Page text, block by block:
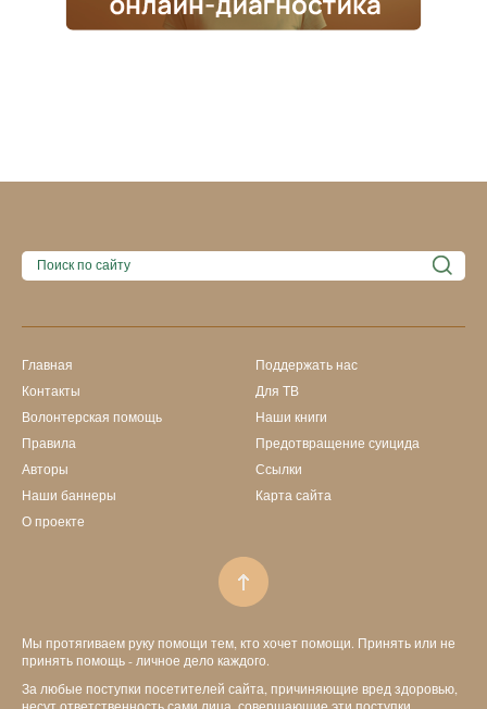
Главная
Контакты
Волонтерская помощь
Правила
Авторы
Наши баннеры
О проекте
Поддержать нас
Для ТВ
Наши книги
Предотвращение суицида
Ссылки
Карта сайта
Мы протягиваем руку помощи тем, кто хочет помощи. Принять или не
принять помощь - личное дело каждого.
За любые поступки посетителей сайта, причиняющие вред здоровью,
несут ответственность сами лица, совершающие эти поступки.